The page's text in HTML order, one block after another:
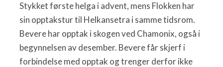
Stykket første helga i advent, mens Flokken har
sin opptakstur til Helkansetra i samme tidsrom.
Bevere har opptak i skogen ved Chamonix, også i
begynnelsen av desember. Bevere får skjerf i
forbindelse med opptak og trenger derfor ikke